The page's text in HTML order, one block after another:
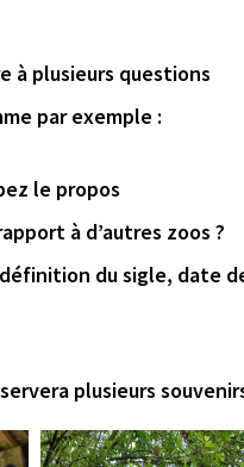
à plusieurs questions
par exemple :
le propos
à d’autres zoos ?
du sigle, date
plusieurs